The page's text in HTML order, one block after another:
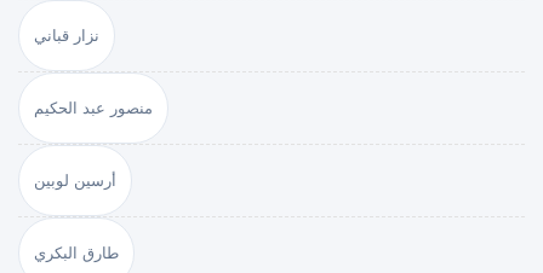
نزار قباني
منصور عبد الحكيم
أرسين لوبين
طارق البكري